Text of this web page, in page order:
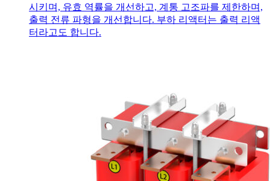
시키며, 유효 역률을 개선하고, 계통 고조파를 제한하며,
출력 전류 파형을 개선합니다. 부하 리액터는 출력 리액
터라고도 합니다.